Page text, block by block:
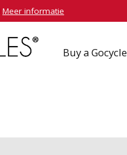
Meer informatie
Buy a Gocycle